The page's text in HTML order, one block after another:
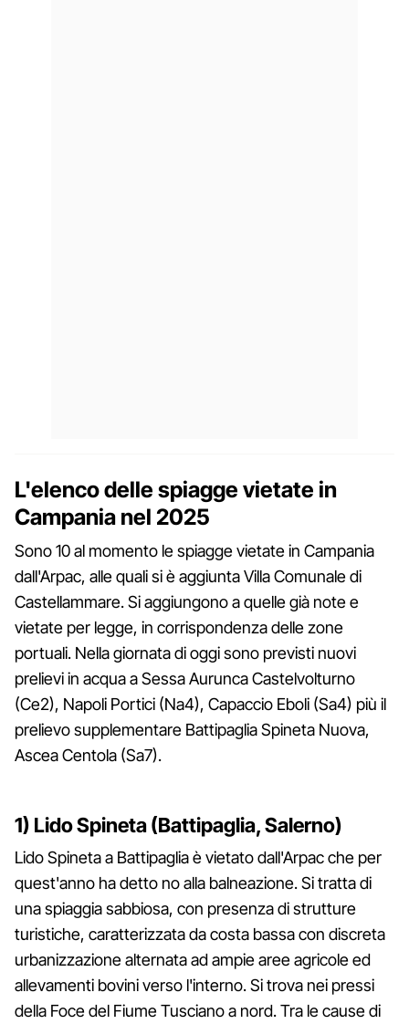
L'elenco delle spiagge vietate in
Campania nel 2025
Sono 10 al momento le spiagge vietate in Campania
dall'Arpac, alle quali si è aggiunta Villa Comunale di
Castellammare. Si aggiungono a quelle già note e
vietate per legge, in corrispondenza delle zone
portuali. Nella giornata di oggi sono previsti nuovi
prelievi in acqua a Sessa Aurunca Castelvolturno
(Ce2), Napoli Portici (Na4), Capaccio Eboli (Sa4) più il
prelievo supplementare Battipaglia Spineta Nuova,
Ascea Centola (Sa7).
1) Lido Spineta (Battipaglia, Salerno)
Lido Spineta a Battipaglia è vietato dall'Arpac che per
quest'anno ha detto no alla balneazione. Si tratta di
una spiaggia sabbiosa, con presenza di strutture
turistiche, caratterizzata da costa bassa con discreta
urbanizzazione alternata ad ampie aree agricole ed
allevamenti bovini verso l'interno. Si trova nei pressi
della Foce del Fiume Tusciano a nord. Tra le cause di